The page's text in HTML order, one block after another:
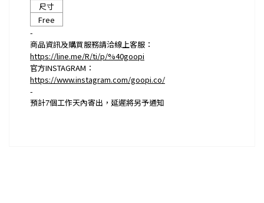
尺寸
Free
-
商品資訊及購買服務請洽線上客服：
https://line.me/R/ti/p/%40goopi
官方INSTAGRAM：
https://www.instagram.com/goopi.co/
-
預計7個工作天內寄出，延遲將另予通知